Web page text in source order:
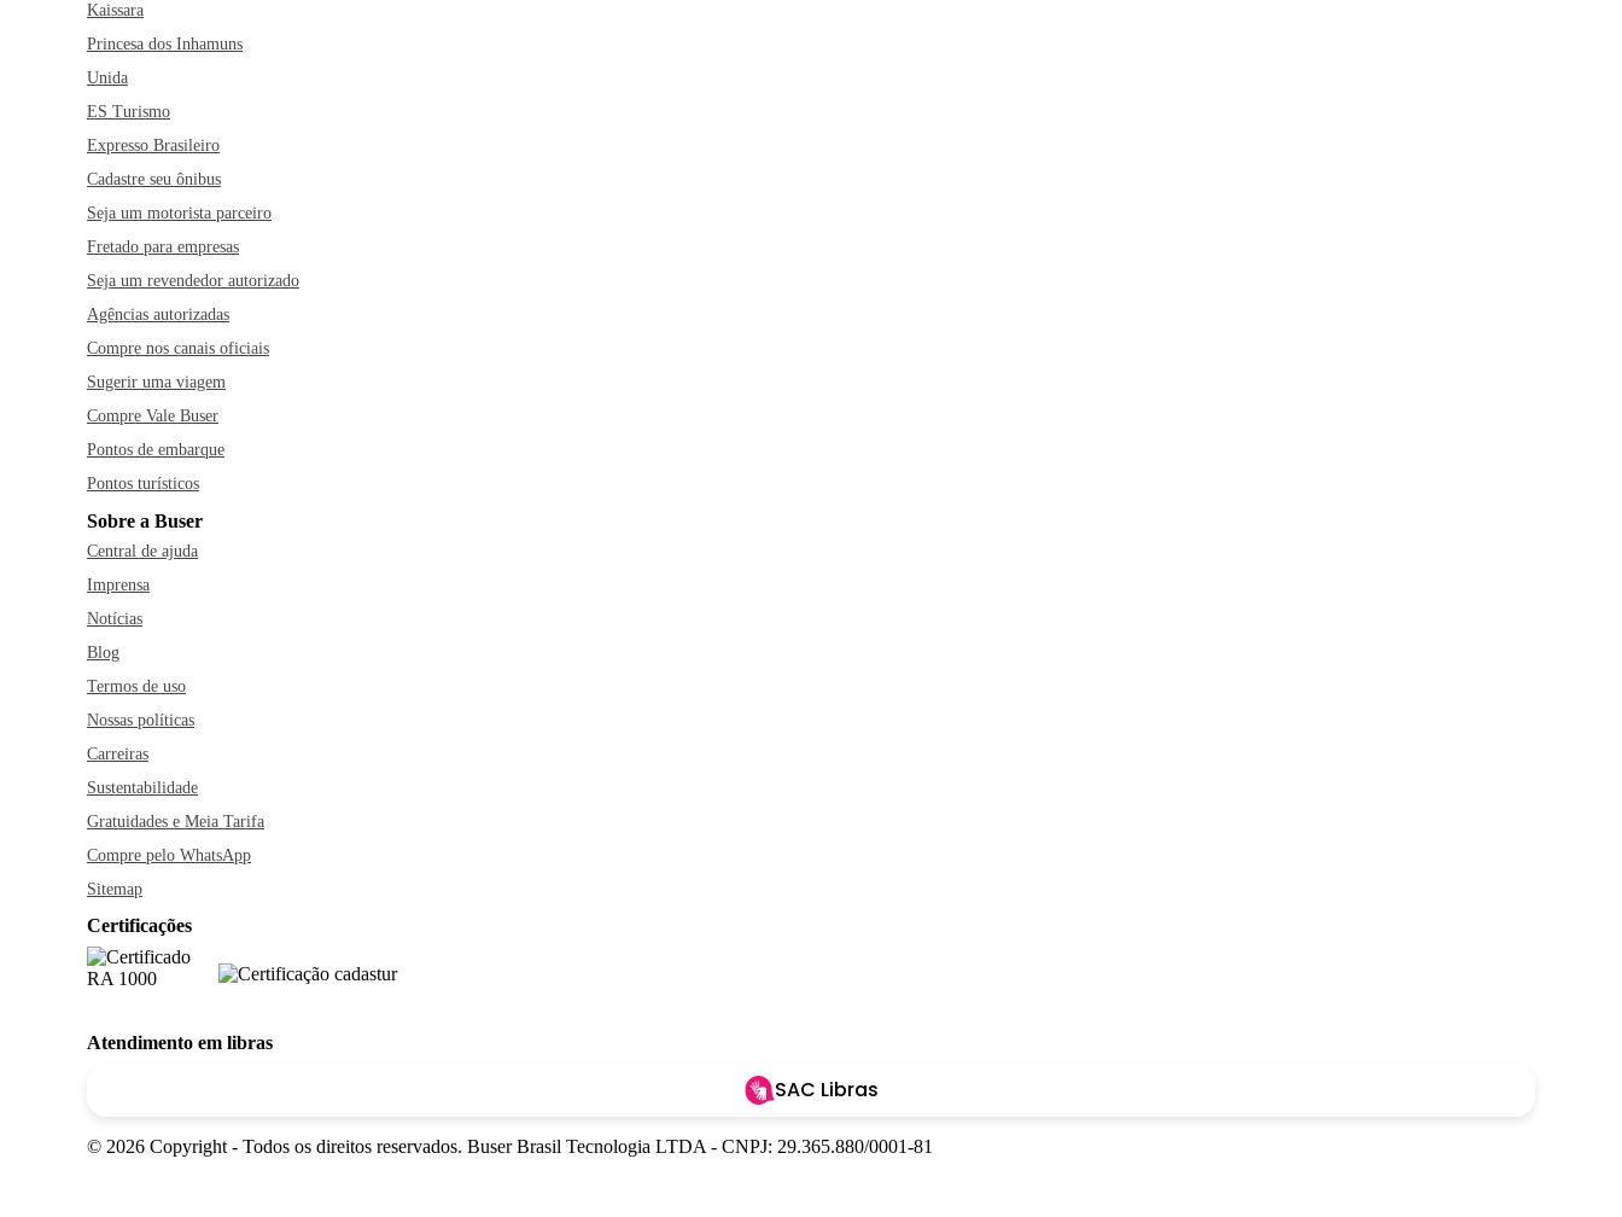
Kaissara
Princesa dos Inhamuns
Unida
ES Turismo
Expresso Brasileiro
Cadastre seu ônibus
Seja um motorista parceiro
Fretado para empresas
Seja um revendedor autorizado
Agências autorizadas
Compre nos canais oficiais
Sugerir uma viagem
Compre Vale Buser
Pontos de embarque
Pontos turísticos
Sobre a Buser
Central de ajuda
Imprensa
Notícias
Blog
Termos de uso
Nossas políticas
Carreiras
Sustentabilidade
Gratuidades e Meia Tarifa
Compre pelo WhatsApp
Sitemap
Certificações
Atendimento em libras
SAC Libras
© 2026 Copyright - Todos os direitos reservados. Buser Brasil Tecnologia LTDA - CNPJ: 29.365.880/0001-81